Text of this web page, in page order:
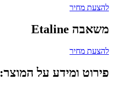
להצעת מחיר
משאבה Etaline
להצעת מחיר
פירוט ומידע על המוצר: